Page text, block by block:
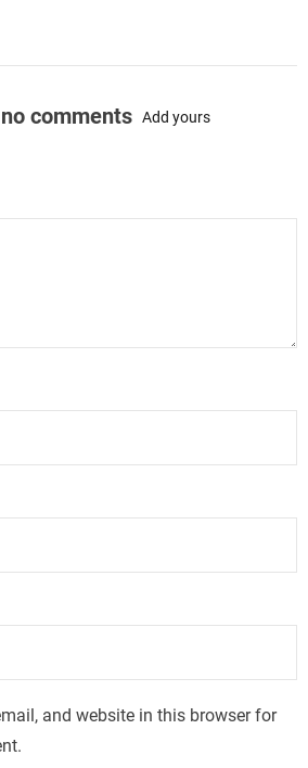
comments Add yours
and website in this browser for